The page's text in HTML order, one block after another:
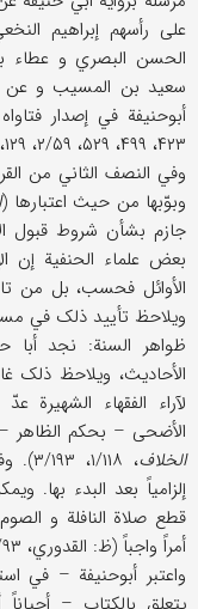
علی رأسهم إبراهیم
الحسن البصري و عطاء
سعید بن المسیب و عن
۴۲۳، ۴۹۹، ۵۲۹، ۲/۵۹، ۱۲۹، ۲۲۰، مخـ).
وبوّبها من حیث اعتبارها (
جازم بشأن شروط قبول
بعض علماء الحنفیة إن
ویلاحظ تأیید ذلک في
ظواهر السنة: نجد أبا
الأحادیث، ویلاحظ ذلک
لآراء الفقهاء الشهیرة
الأضحی – بحکم الظاهر
الخلاف
، ۱/
إلزامیاً بعد البدء
قطع صلاة النافلة و
أمراً واجباً (ظ: القدوري، ۱/۹۳؛ الطوسي، ن.م، ۱/۲۳۲).
واعتبر أبوحنیفة – في